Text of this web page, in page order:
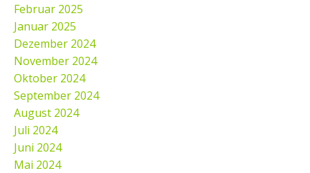
Februar 2025
Januar 2025
Dezember 2024
November 2024
Oktober 2024
September 2024
August 2024
Juli 2024
Juni 2024
Mai 2024